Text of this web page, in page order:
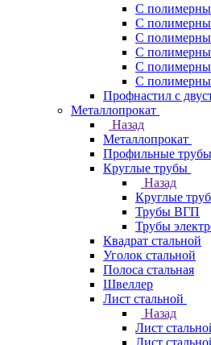
С
С
С
С
С
С
Профнастил с
Металлопрокат
Назад
Металлопрокат
Профильные трубы
Круглые трубы
Назад
Круглые
Трубы ВГП
Трубы
Квадрат стальной
Уголок стальной
Полоса стальная
Швеллер
Лист стальной
Назад
Лист
Лист